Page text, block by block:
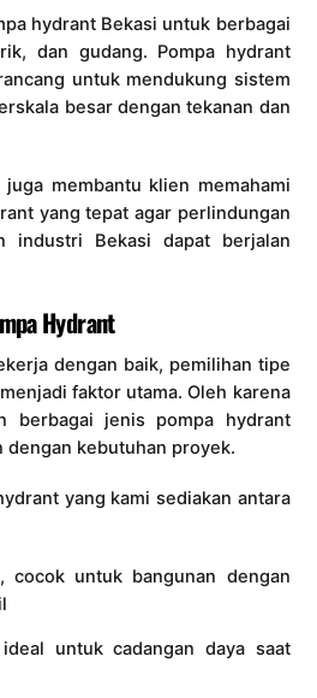
hydrant Bekasi untuk berbagai
dan gudang. Pompa hydrant
untuk mendukung sistem
besar dengan tekanan dan
membantu klien memahami
yang tepat agar perlindungan
industri Bekasi dapat berjalan
Hydrant
dengan baik, pemilihan tipe
faktor utama. Oleh karena
berbagai jenis pompa hydrant
dengan kebutuhan proyek.
yang kami sediakan antara
, cocok untuk bangunan dengan
untuk cadangan daya saat